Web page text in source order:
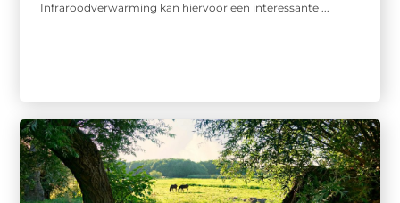
Infraroodverwarming kan hiervoor een interessante ...